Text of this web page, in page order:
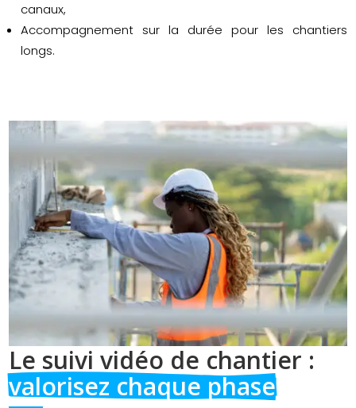
canaux,
Accompagnement sur la durée pour les chantiers
longs.
Le suivi vidéo de chantier :
valorisez chaque phase